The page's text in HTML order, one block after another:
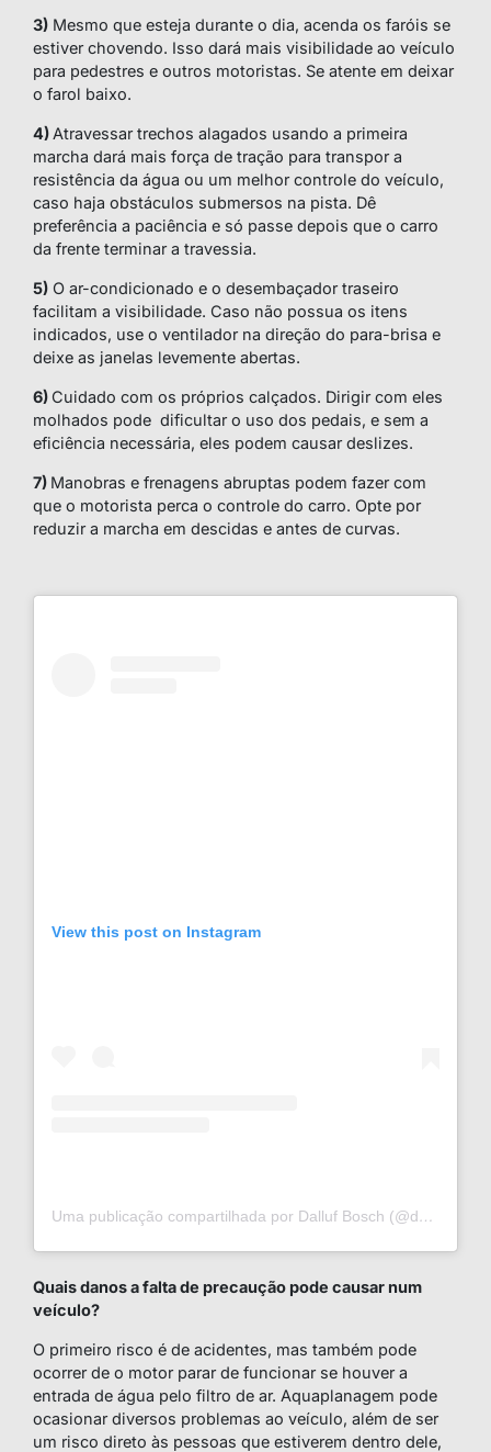
3) Mesmo que esteja durante o dia, acenda os faróis se
estiver chovendo. Isso dará mais visibilidade ao veículo
para pedestres e outros motoristas. Se atente em deixar
o farol baixo.
4) Atravessar trechos alagados usando a primeira
marcha dará mais força de tração para transpor a
resistência da água ou um melhor controle do veículo,
caso haja obstáculos submersos na pista. Dê
preferência a paciência e só passe depois que o carro
da frente terminar a travessia.
5) O ar-condicionado e o desembaçador traseiro
facilitam a visibilidade. Caso não possua os itens
indicados, use o ventilador na direção do para-brisa e
deixe as janelas levemente abertas.
6) Cuidado com os próprios calçados. Dirigir com eles
molhados pode dificultar o uso dos pedais, e sem a
eficiência necessária, eles podem causar deslizes.
7) Manobras e frenagens abruptas podem fazer com
que o motorista perca o controle do carro. Opte por
reduzir a marcha em descidas e antes de curvas.
View this post on Instagram
Uma publicação compartilhada por Dalluf Bosch (@dallufbosch)
Quais danos a falta de precaução pode causar num
veículo?
O primeiro risco é de acidentes, mas também pode
ocorrer de o motor parar de funcionar se houver a
entrada de água pelo filtro de ar. Aquaplanagem pode
ocasionar diversos problemas ao veículo, além de ser
um risco direto às pessoas que estiverem dentro dele,